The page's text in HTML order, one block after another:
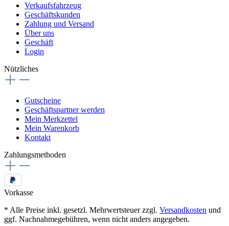
Verkaufsfahrzeug
Geschäftskunden
Zahlung und Versand
Über uns
Geschäft
Login
Nützliches
Gutscheine
Geschäftspartner werden
Mein Merkzettel
Mein Warenkorb
Kontakt
Zahlungsmethoden
Vorkasse
* Alle Preise inkl. gesetzl. Mehrwertsteuer zzgl. Versandkosten und
ggf. Nachnahmegebühren, wenn nicht anders angegeben.